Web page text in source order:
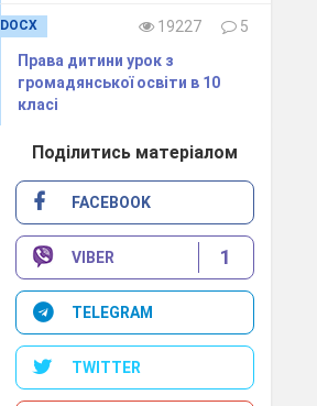
DOCX 19227
5
Права дитини урок з
громадянської освіти в 10
класі
Поділитись матеріалом
FACEBOOK
VIBER 1
TELEGRAM
TWITTER